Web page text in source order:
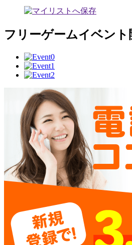
フリーゲームイベント